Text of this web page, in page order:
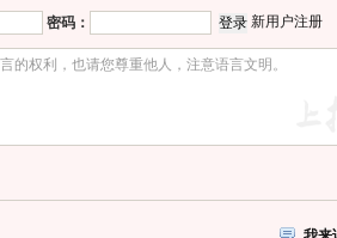
密码： 新用户注册